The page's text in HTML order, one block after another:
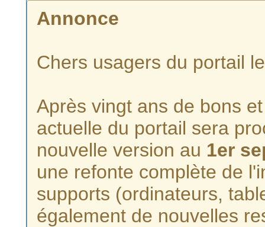
Annonce
Chers usagers du portail
Après vingt ans de bons
actuelle du portail sera
nouvelle version au 1er
une refonte complète de
supports (ordinateurs,
également de nouvelles